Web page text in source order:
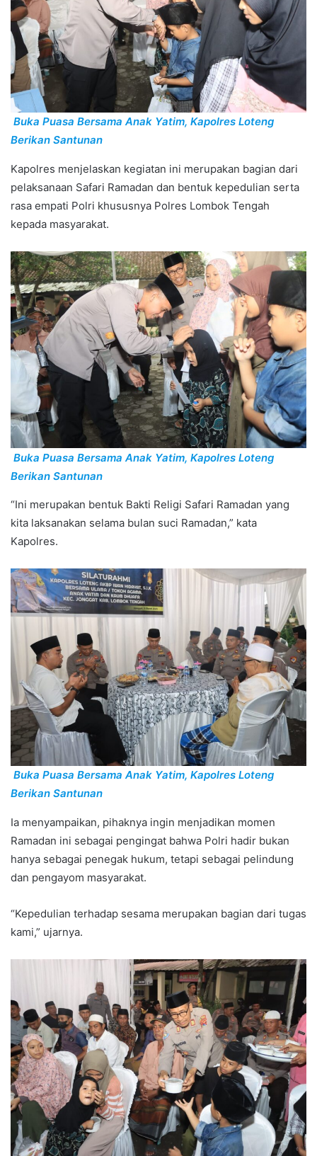
Buka Puasa Bersama Anak Yatim, Kapolres Loteng
Berikan Santunan
Kapolres menjelaskan kegiatan ini merupakan bagian dari
pelaksanaan Safari Ramadan dan bentuk kepedulian serta
rasa empati Polri khususnya Polres Lombok Tengah
kepada masyarakat.
Buka Puasa Bersama Anak Yatim, Kapolres Loteng
Berikan Santunan
“Ini merupakan bentuk Bakti Religi Safari Ramadan yang
kita laksanakan selama bulan suci Ramadan,” kata
Kapolres.
Buka Puasa Bersama Anak Yatim, Kapolres Loteng
Berikan Santunan
Ia menyampaikan, pihaknya ingin menjadikan momen
Ramadan ini sebagai pengingat bahwa Polri hadir bukan
hanya sebagai penegak hukum, tetapi sebagai pelindung
dan pengayom masyarakat.
“Kepedulian terhadap sesama merupakan bagian dari tugas
kami,” ujarnya.